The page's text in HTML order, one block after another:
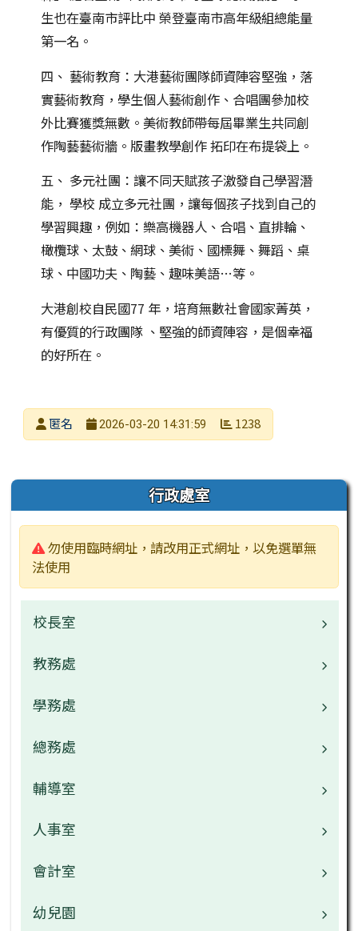
生也在臺南市評比中 榮登臺南市高年級組總能量
第一名。
四、 藝術教育：大港藝術團隊師資陣容堅強，落
實藝術教育，學生個人藝術創作、合唱團參加校
外比賽獲獎無數。美術教師帶每屆畢業生共同創
作陶藝藝術牆。版畫教學創作 拓印在布提袋上。
五、 多元社團：讓不同天賦孩子激發自己學習潛
能， 學校 成立多元社團，讓每個孩子找到自己的
學習興趣，例如：樂高機器人、合唱、直排輪、
橄欖球、太鼓、網球、美術、國標舞、舞蹈、桌
球、中國功夫、陶藝、趣味美語…等。
大港創校自民國77 年，培育無數社會國家菁英，
有優質的行政團隊 、堅強的師資陣容，是個幸福
的好所在。
發布者
匿名
2026-03-20 14:31:59 1238
左邊區域內容 行政處室
警告:
勿使用臨時網址，請改用正式網址，以免選單無
法使用
校長室
校長介紹
校園公告
教務處
業務職掌
校園公告
常用連結
檔案下載
行事曆
網管專區
學務處
業務職掌
校園公告
檔案下載
行事曆
午餐中心
總務處
業務職掌
校園公告
檔案下載
行事曆
輔導室
業務職掌
校園公告
檔案下載
人事室
業務職掌
校園公告
會計室
業務職掌
幼兒園